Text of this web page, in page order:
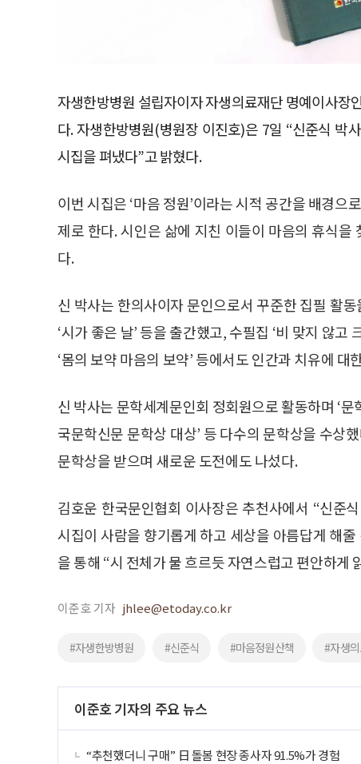
자생한방병원 설립자이자 자생의료재단 명예이사장
다. 자생한방병원(병원장 이진호)은 7일 “신준식 박
시집을 펴냈다”고 밝혔다.
이번 시집은 ‘마음 정원’이라는 시적 공간을 배경
제로 한다. 시인은 삶에 지친 이들이 마음의 휴식
다.
신 박사는 한의사이자 문인으로서 꾸준한 집필 활동
‘시가 좋은 날’ 등을 출간했고, 수필집 ‘비 맞지 않고
‘몸의 보약 마음의 보약’ 등에서도 인간과 치유에 대
신 박사는 문학세계문인회 정회원으로 활동하며 ‘문
국문학신문 문학상 대상’ 등 다수의 문학상을 수상
문학상을 받으며 새로운 도전에도 나섰다.
김호운 한국문인협회 이사장은 추천사에서 “신준
시집이 사람을 향기롭게 하고 세상을 아름답게 해
을 통해 “시 전체가 물 흐르듯 자연스럽고 편안하게
이준호 기자 jhlee@etoday.co.kr
#자생한방병원 #신준식 #마음정원산책 #자생
이준호 기자의 주요 뉴스
“추천했더니 구매” 日 돌봄 현장 종사자 91.5%가 경험